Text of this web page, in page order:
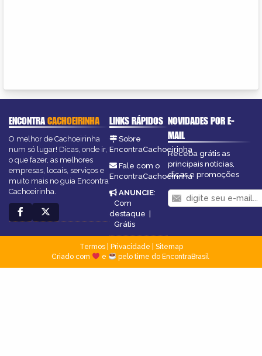
ENCONTRACACHOEIRINHA
O melhor de Cachoeirinha
num só lugar! Dicas, onde ir,
o que fazer, as melhores
empresas, locais, serviços e
muito mais no guia Encontra
Cachoeirinha.
LINKS RÁPIDOS
Sobre
EncontraCachoeirinha
Fale com o
EncontraCachoeirinha
ANUNCIE:
Com
destaque |
Grátis
NOVIDADES POR E-
MAIL
Receba grátis as
principais notícias,
dicas e promoções
Termos| Privacidade
Sitemap
Criado com
e pelo time do EncontraBrasil